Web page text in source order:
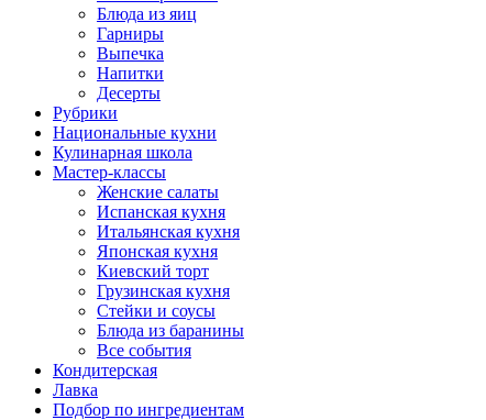
Блюда из яиц
Гарниры
Выпечка
Напитки
Десерты
Рубрики
Национальные кухни
Кулинарная школа
Мастер-классы
Женские салаты
Испанская кухня
Итальянская кухня
Японская кухня
Киевский торт
Грузинская кухня
Стейки и соусы
Блюда из баранины
Все события
Кондитерская
Лавка
Подбор по ингредиентам